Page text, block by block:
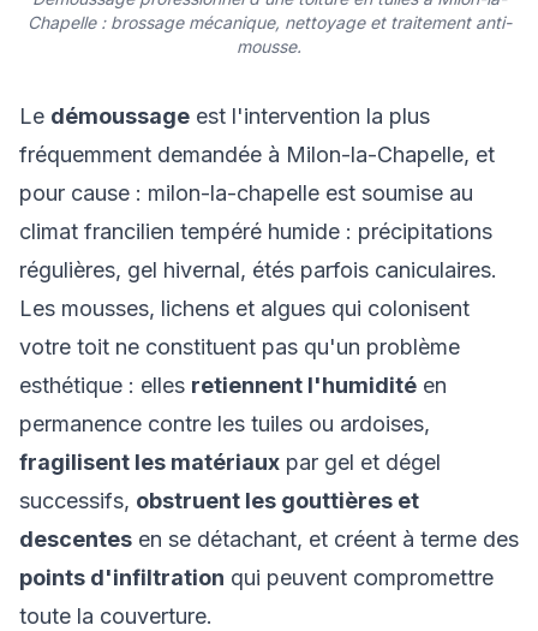
Chapelle : brossage mécanique, nettoyage et traitement anti-
mousse.
Le démoussage est l'intervention la plus
fréquemment demandée à Milon-la-Chapelle, et
pour cause : milon-la-chapelle est soumise au
climat francilien tempéré humide : précipitations
régulières, gel hivernal, étés parfois caniculaires.
Les mousses, lichens et algues qui colonisent
votre toit ne constituent pas qu'un problème
esthétique : elles retiennent l'humidité en
permanence contre les tuiles ou ardoises,
fragilisent les matériaux par gel et dégel
successifs, obstruent les gouttières et
descentes en se détachant, et créent à terme des
points d'infiltration qui peuvent compromettre
toute la couverture.